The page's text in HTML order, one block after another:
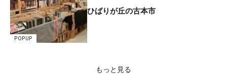
POPUP
ひばりが丘の古本市
もっと見る